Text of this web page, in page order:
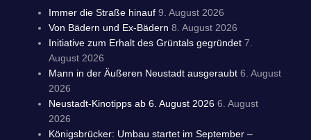
Immer die Straße hinauf 9. August 2026
Von Bädern und Ex-Bädern 8. August 2026
Initiative zum Erhalt des Grüntals gegründet 7.
August 2026
Mann in der Äußeren Neustadt ausgeraubt 6. August
2026
Neustadt-Kinotipps ab 6. August 2026 6. August
2026
Königsbrücker: Umbau startet im September –